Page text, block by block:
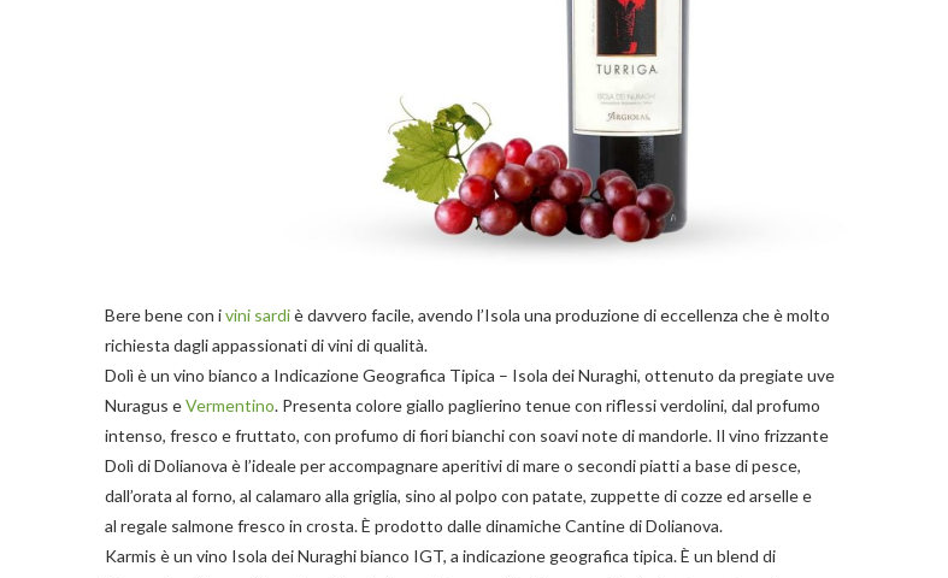
Bere bene con ivini sardiè davvero facile, avendo l’Isola una produzione di eccellenza che è molto
richiesta dagli appassionati di vini di qualità.
Dolì è un vino bianco a Indicazione Geografica Tipica – Isola dei Nuraghi, ottenuto da pregiate uve
Nuragus eVermentino. Presenta colore giallo paglierino tenue con riflessi verdolini, dal profumo
intenso, fresco e fruttato, con profumo di fiori bianchi con soavi note di mandorle. Il vino frizzante
Dolì di Dolianova è l’ideale per accompagnare aperitivi di mare o secondi piatti a base di pesce,
dall’orata al forno, al calamaro alla griglia, sino al polpo con patate, zuppette di cozze ed arselle e
al regale salmone fresco in crosta. È prodotto dalle dinamiche Cantine di Dolianova.
Karmis è un vino Isola dei Nuraghi bianco IGT, a indicazione geografica tipica. È un blend di